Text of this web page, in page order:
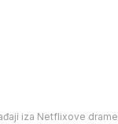
iza Netflixove drame